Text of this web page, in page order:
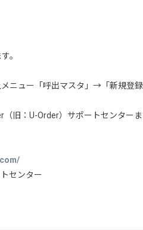
。
ニュー「呼出マスタ」→「新規登
旧：U-Order）サポートセンター
センター